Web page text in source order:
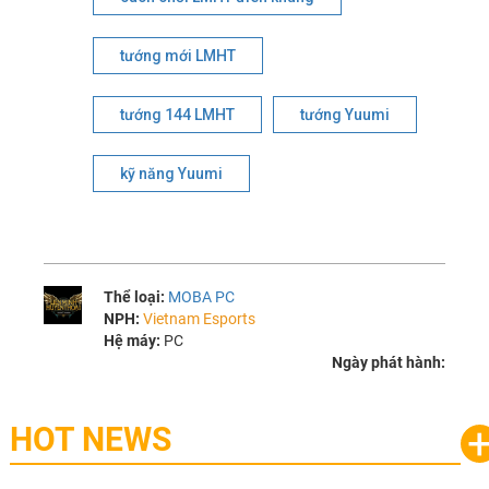
tướng mới LMHT
tướng 144 LMHT tướng Yuumi
kỹ năng Yuumi
Thể loại: MOBA PC
NPH:Vietnam Esports
Hệ máy: PC
Ngày phát hành:
HOT NEWS